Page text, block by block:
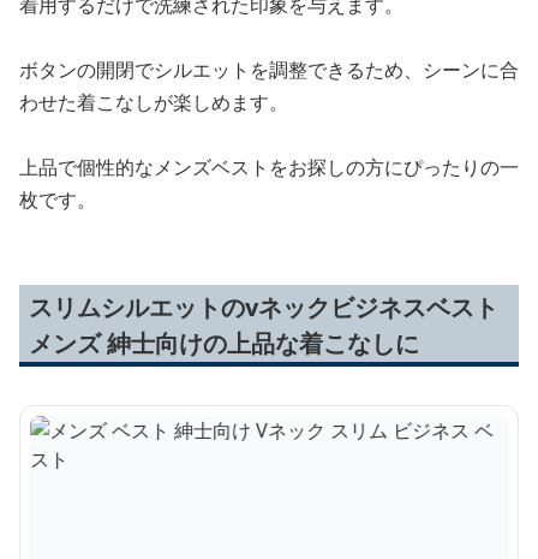
ボタンの開閉でシルエットを調整できるため、シーンに合
わせた着こなしが楽しめます。
上品で個性的なメンズベストをお探しの方にぴったりの一
枚です。
スリムシルエットのvネックビジネスベスト
メンズ 紳士向けの上品な着こなしに